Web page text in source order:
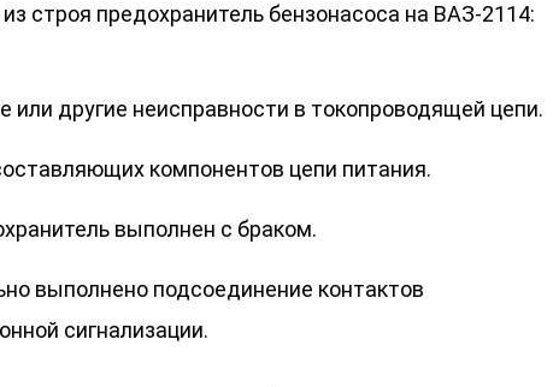
строя предохранитель бензонасоса на ВАЗ-2114:
или другие неисправности в токопроводящей цепи.
компонентов цепи питания.
выполнен с браком.
выполнено подсоединение контактов
сигнализации.